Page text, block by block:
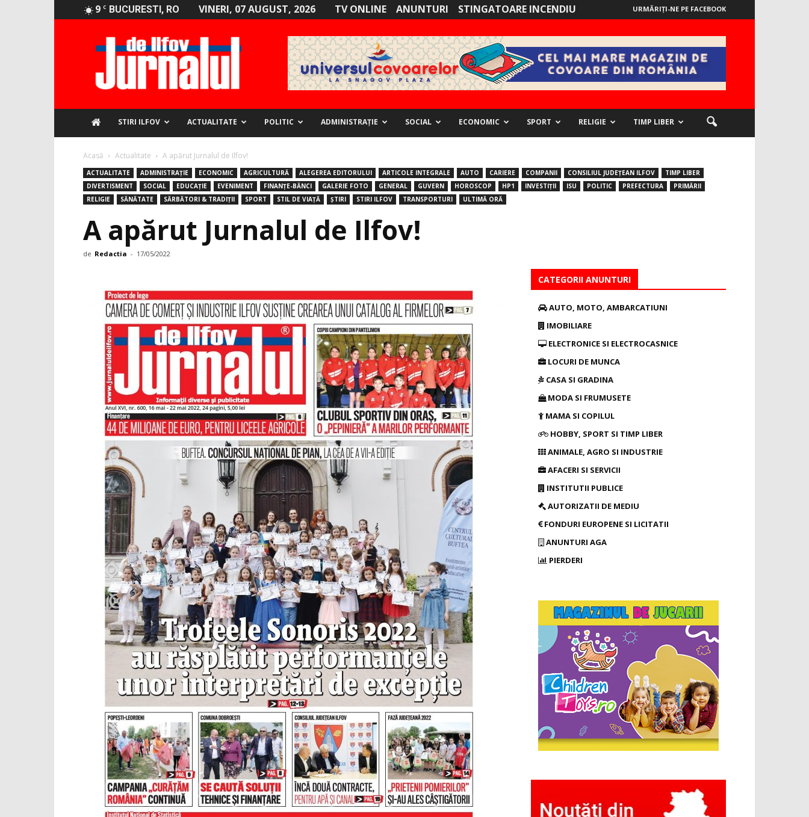
9 C BUCURESTI, RO VINERI, 07 AUGUST, 2026 TV ONLINE ANUNTURI STINGATOARE INCENDIU URMĂRIȚI-NE PE FACEBOOK
STIRI ILFOV ACTUALITATE POLITIC ADMINISTRAȚIE SOCIAL ECONOMIC SPORT RELIGIE TIMP LIBER
Acasă Actualitate A apărut Jurnalul de Ilfov!
ACTUALITATE ADMINISTRAȚIE ECONOMIC AGRICULTURĂ ALEGEREA EDITORULUI ARTICOLE INTEGRALE AUTO CARIERE COMPANII CONSILIUL JUDEȚEAN ILFOV
TIMP LIBER
DIVERTISMENT
SOCIAL EDUCAȚIE EVENIMENT FINANȚE-BĂNCI GALERIE FOTO GENERAL GUVERN HOROSCOP HP1 INVESTIȚII ISU POLITIC PREFECTURA
PRIMĂRII
RELIGIE
SĂNĂTATE SĂRBĂTORI & TRADIȚII SPORT STIL DE VIAȚĂ ȘTIRI STIRI ILFOV TRANSPORTURI ULTIMĂ ORĂ
A apărut Jurnalul de Ilfov!
de Redactia - 17/05/2022
CATEGORII ANUNTURI
AUTO, MOTO, AMBARCATIUNI
IMOBILIARE
ELECTRONICE SI ELECTROCASNICE
LOCURI DE MUNCA
CASA SI GRADINA
MODA SI FRUMUSETE
MAMA SI COPILUL
HOBBY, SPORT SI TIMP LIBER
ANIMALE, AGRO SI INDUSTRIE
AFACERI SI SERVICII
INSTITUTII PUBLICE
AUTORIZATII DE MEDIU
FONDURI EUROPENE SI LICITATII
ANUNTURI AGA
PIERDERI